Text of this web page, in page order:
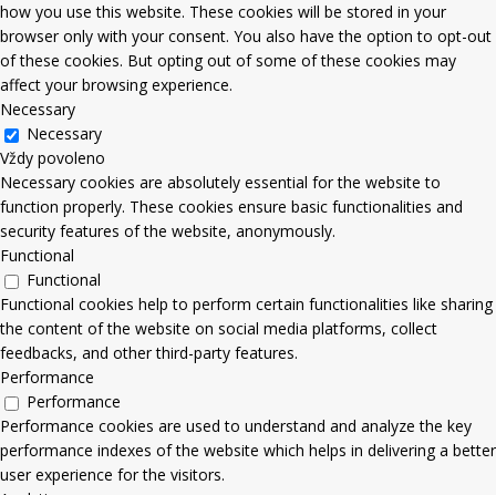
how you use this website. These cookies will be stored in your
browser only with your consent. You also have the option to opt-out
of these cookies. But opting out of some of these cookies may
affect your browsing experience.
Necessary
Necessary
Vždy povoleno
Necessary cookies are absolutely essential for the website to
function properly. These cookies ensure basic functionalities and
security features of the website, anonymously.
Functional
Functional
Functional cookies help to perform certain functionalities like sharing
the content of the website on social media platforms, collect
feedbacks, and other third-party features.
Performance
Performance
Performance cookies are used to understand and analyze the key
performance indexes of the website which helps in delivering a better
user experience for the visitors.